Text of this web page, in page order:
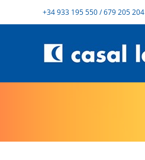
+34 933 195 550 / 679 205 204